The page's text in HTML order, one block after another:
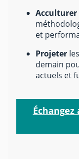
Acculturer
et
Projeter
demain
actuels et